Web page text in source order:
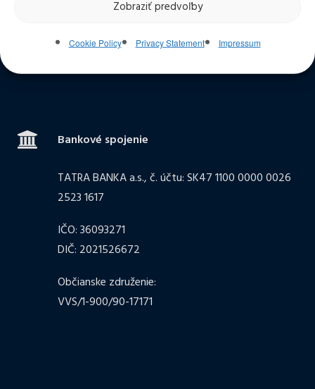
Zobraziť predvoľby
Cookie Policy Privacy Statement Impressum
Aktuálny rozpis tréningov ›
Bankové spojenie
TATRA BANKA a.s., č. účtu: SK47 1100 0000 0026
2523 1617
IČO: 36093271
DIČ: 2021526672
Občianske združenie:
VVS/1-900/90-17171